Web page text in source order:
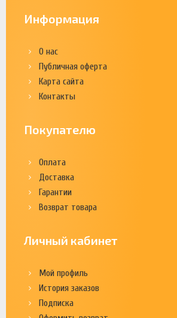
Информация
О нас
Публичная оферта
Карта сайта
Контакты
Покупателю
Оплата
Доставка
Гарантии
Возврат товара
Личный кабинет
Мой профиль
История заказов
Подписка